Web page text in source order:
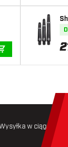
w ciągu 24